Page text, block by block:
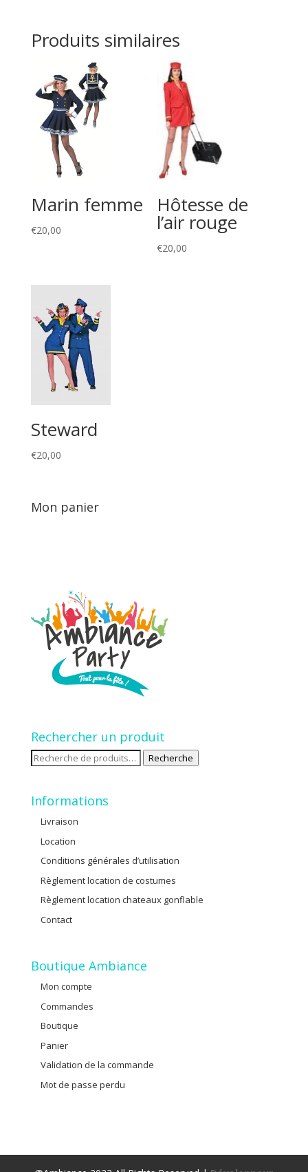
Produits similaires
Marin femme
€20,00
Hôtesse de
l’air rouge
€20,00
Steward
€20,00
Mon panier
Rechercher un produit
Recherche
Recherche
Informations
Livraison
Location
Conditions générales d’utilisation
Règlement location de costumes
Règlement location chateaux gonflable
Contact
Boutique Ambiance
Mon compte
Commandes
Boutique
Panier
Validation de la commande
Mot de passe perdu